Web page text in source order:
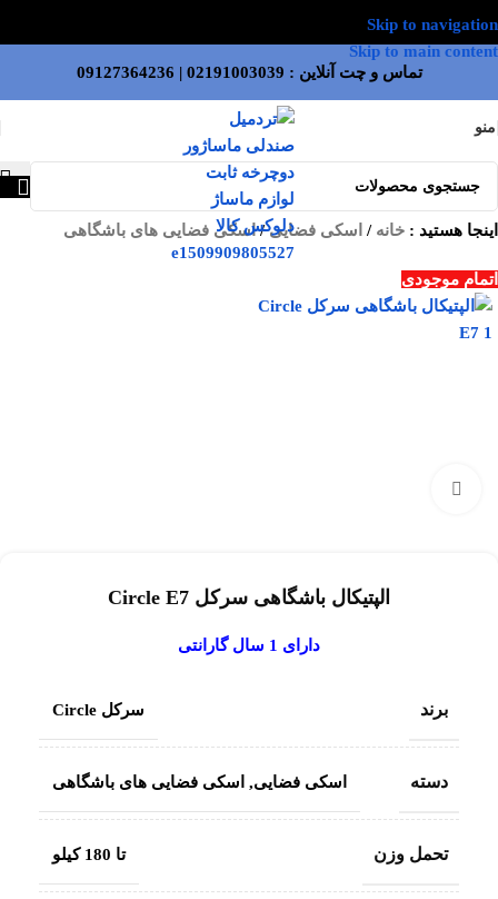
Skip to navigation
Skip to main content
تماس و چت آنلاین : 02191003039
|
09127364236
منو
اینجا هستید : خانه / اسکی فضایی/اسکی فضایی های باشگاهی
اتمام موجودی
الپتیکال باشگاهی سرکل Circle E7
دارای 1 سال گارانتی
برند سرکل Circle
دسته اسکی فضایی, اسکی فضایی های باشگاهی
تحمل وزن تا 180 کیلو